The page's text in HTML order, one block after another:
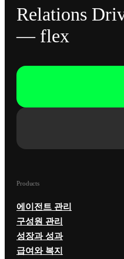
Relations
— flex
Products
에이전트 관리
구성원 관리
성장과 성과
급여와 복지